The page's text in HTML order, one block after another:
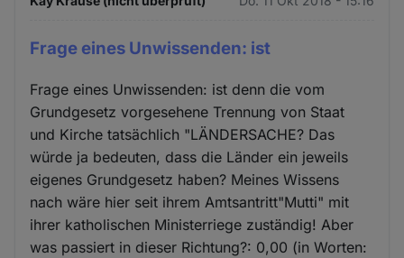
Frage eines Unwissenden: ist
Frage eines Unwissenden: ist denn die vom
Grundgesetz vorgesehene Trennung von Staat
und Kirche tatsächlich "LÄNDERSACHE? Das
würde ja bedeuten, dass die Länder ein jeweils
eigenes Grundgesetz haben? Meines Wissens
nach wäre hier seit ihrem Amtsantritt"Mutti" mit
ihrer katholischen Ministerriege zuständig! Aber
was passiert in dieser Richtung?: 0,00 (in Worten: